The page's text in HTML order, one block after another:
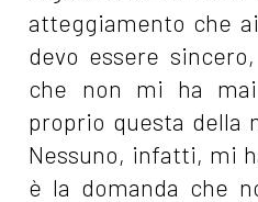
atteggiamento che
devo essere
che non mi ha
proprio questa della
Nessuno, infatti, mi
è la domanda che